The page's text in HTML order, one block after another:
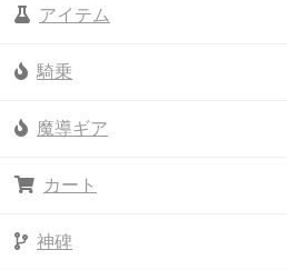
アイテム
騎乗
魔導ギア
カート
神碑